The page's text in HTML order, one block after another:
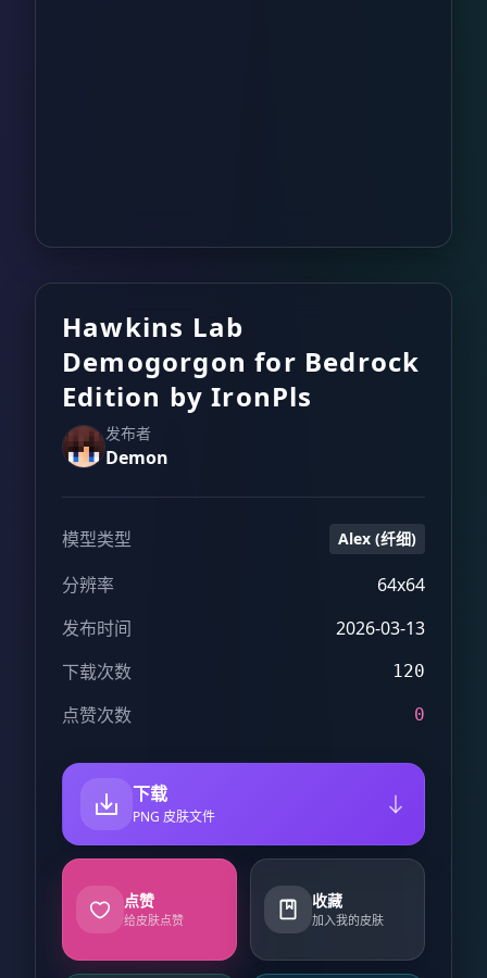
Hawkins Lab
Demogorgon for Bedrock
Edition by IronPls
发布者
Demon
模型类型 Alex (纤细)
分辨率
64x64
发布时间
2026-03-13
下载次数
120
点赞次数 0
下载
PNG 皮肤文件
点赞
给皮肤点赞
收藏
加入我的皮肤